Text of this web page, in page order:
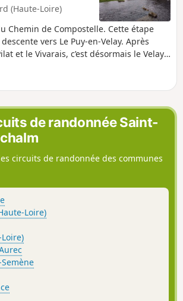
(Haute-Loire)
Chemin de Compostelle. Cette étape
vers Le Puy-en-Velay. Après
et le Vivarais, c’est désormais le Velay
plus de 25 km est un éloge à la nature
que dans les paysages.
de randonnée Saint-
circuits de randonnée des communes
Loire)